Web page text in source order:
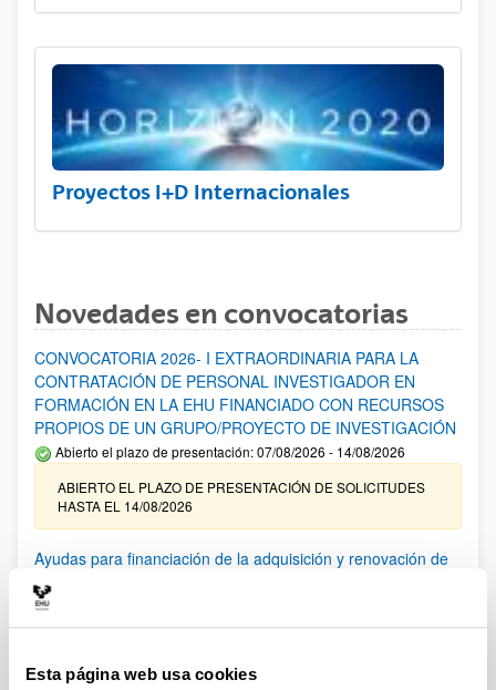
Esta página web usa cookies
Proyectos I+D Internacionales
Novedades en convocatorias
CONVOCATORIA 2026- I EXTRAORDINARIA PARA LA
CONTRATACIÓN DE PERSONAL INVESTIGADOR EN
FORMACIÓN EN LA EHU FINANCIADO CON RECURSOS
PROPIOS DE UN GRUPO/PROYECTO DE INVESTIGACIÓN
Abierto el plazo de presentación: 07/08/2026 - 14/08/2026
ABIERTO EL PLAZO DE PRESENTACIÓN DE SOLICITUDES
HASTA EL 14/08/2026
Ayudas para financiación de la adquisición y renovación de
infraestructura científica y fondos bibliográficos en la
UPV/EHU 2026
Trámite abierto
25/03/2026: Corrección de errores del listado provisional de
solicitudes admitidas y excluidas. 23/03/2026: Relación